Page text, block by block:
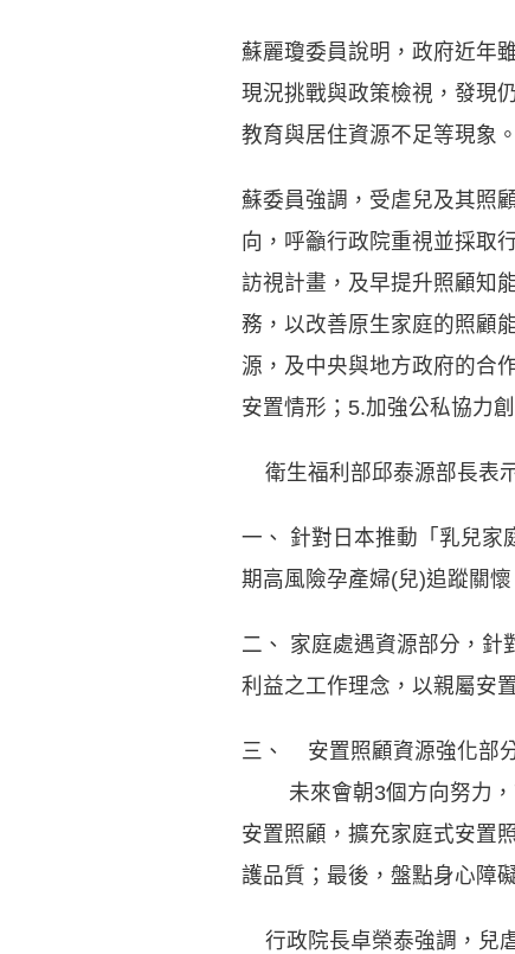
蘇麗瓊委員說明，政府近年
現況挑戰與政策檢視，發現
教育與居住資源不足等現象。
蘇委員強調，受虐兒及其照
向，呼籲行政院重視並採取
訪視計畫，及早提升照顧知
務，以改善原生家庭的照顧
源，及中央與地方政府的合
安置情形；5.加強公私協力
衛生福利部邱泰源部長表
一、 針對日本推動「乳兒家
期高風險孕產婦(兒)追蹤關
二、 家庭處遇資源部分，針
利益之工作理念，以親屬安
三、 安置照顧資源強化部
未來會朝3個方向努力，
安置照顧，擴充家庭式安置
護品質；最後，盤點身心障
行政院長卓榮泰強調，兒